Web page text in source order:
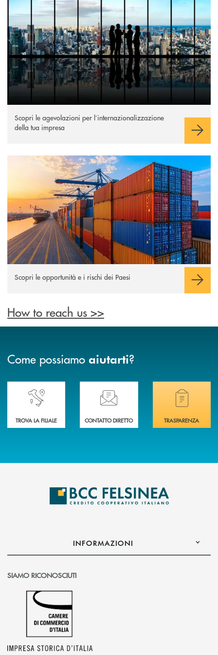
Scopri le agevolazioni per l’internazionalizzazione
della tua impresa
scopri di più
Apre una nuova finestra
Scopri le opportunità e i rischi dei Paesi
How to reach us >>
Come possiamo aiutarti?
Accedi all' elenco completo delle nostre&nbsp; filiali .
TROVA LA FILIALE
Ti serve assistenza immediata? Contattaci!
CONTATTO DIRETTO
Hai bisogno di
TRASPARENZA
INFORMAZIONI
SIAMO RICONOSCIUTI